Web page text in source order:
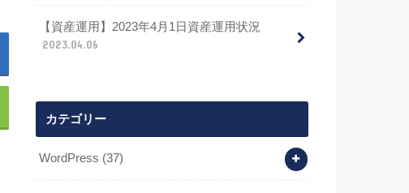
【資産運用】2023年4月1日資産運用状況
2023.04.06
カテゴリー
WordPress (37)